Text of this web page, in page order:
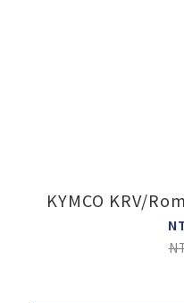
KYMCO KRV/